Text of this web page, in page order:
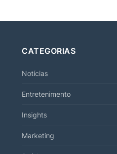
CATEGORIAS
Notícias
Entretenimento
Insights
Marketing